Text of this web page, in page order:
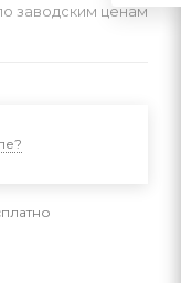
заводским ценам